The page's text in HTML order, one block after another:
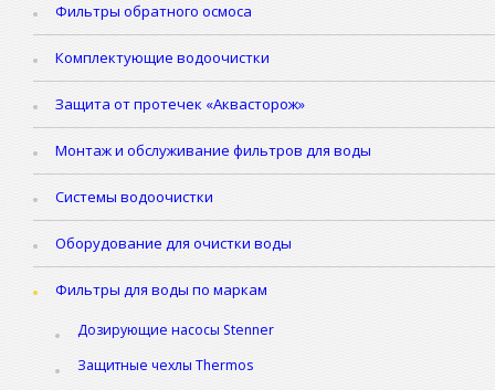
Фильтры обратного осмоса
Комплектующие водоочистки
Защита от протечек «Аквасторож»
Монтаж и обслуживание фильтров для воды
Системы водоочистки
Оборудование для очистки воды
Фильтры для воды по маркам
Дозирующие насосы Stenner
Защитные чехлы Thermos